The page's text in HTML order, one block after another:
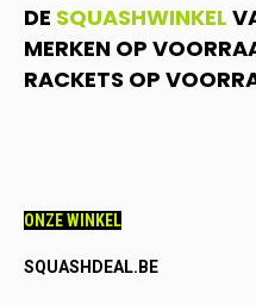
DE SQUASHWINKEL
MERKEN OP
RACKETS OP
ONZE WINKEL
SQUASHDEAL.BE